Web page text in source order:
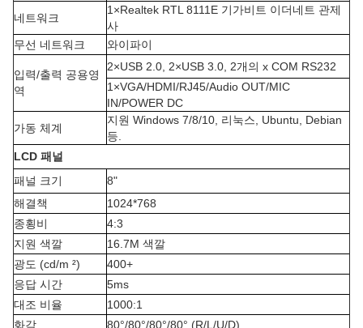
네트워크
1×Realtek RTL 8111E 기가비트 이더네트 관제
사
무선 네트워크
와이파이
입력/출력 공용영
역
2×USB 2.0, 2×USB 3.0, 2개의 x COM RS232
1×VGA/HDMI/RJ45/Audio OUT/MIC
IN/POWER DC
가동 체계
지원 Windows 7/8/10, 리눅스, Ubuntu, Debian
등.
LCD 패널
패널 크기
8"
해결책
1024*768
종횡비
4:3
지원 색깔
16.7M 색깔
광도 (cd/m ²)
400+
응답 시간
5ms
대조 비율
1000:1
화각
80°/80°/80°/80° (R/L/U/D)